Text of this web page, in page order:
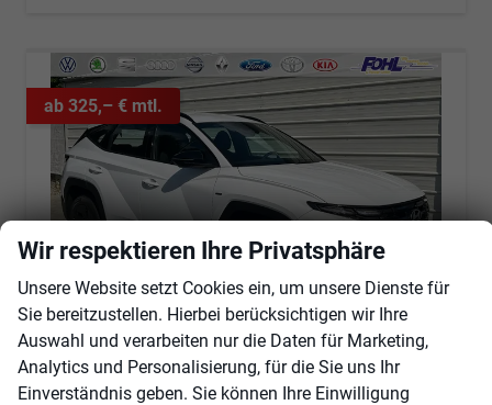
ab 325,– € mtl.
Hyundai TUCSON
Wir respektieren Ihre Privatsphäre
Unsere Website setzt Cookies ein, um unsere Dienste für
Sie bereitzustellen. Hierbei berücksichtigen wir Ihre
Auswahl und verarbeiten nur die Daten für Marketing,
Analytics und Personalisierung, für die Sie uns Ihr
Einverständnis geben. Sie können Ihre Einwilligung